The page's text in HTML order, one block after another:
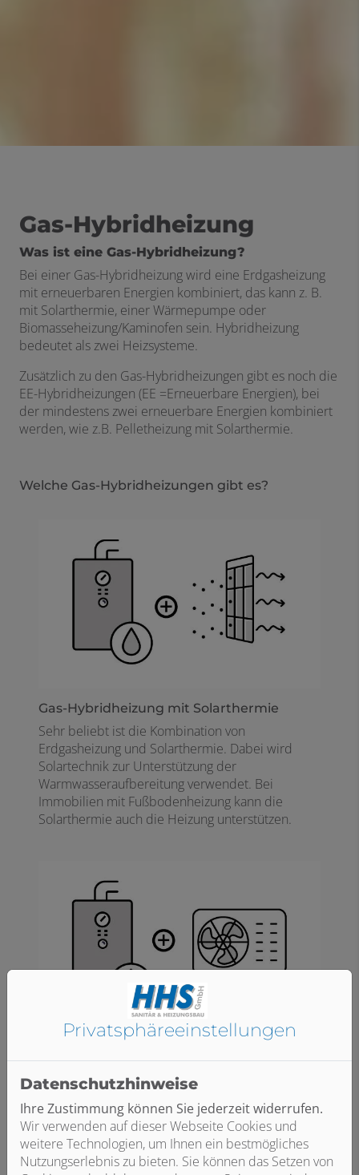
Gas-Hybridheizung
Was ist eine Gas-Hybridheizung?
Bei einer Gas-Hybridheizung wird eine Erdgasheizung
mit erneuerbaren Energien kombiniert, das kann z. B.
mit Solarthermie, einer Wärmepumpe oder
Biomasseheizung/Kaminofen sein. Hybridheizung
bedeutet als zwei Heizsysteme.
Zusätzlich zu den Gas-Hybridheizungen gibt es noch die
EE-Hybridheizungen (EE =Erneuerbare Energien), bei
der mindestens zwei erneuerbare Energien kombiniert
werden, wie z.B. Pelletheizung mit Solarthermie.
Welche Gas-Hybridheizungen gibt es?
Gas-Hybridheizung mit Solarthermie ​
Sehr beliebt ist die Kombination von
Erdgasheizung und Solarthermie. Dabei wird
Solartechnik zur Unterstützung der
Warmwasseraufbereitung verwendet. Bei
Immobilien mit Fußbodenheizung kann die
Solarthermie auch die Heizung unterstützen.
In Kombination mit einer Wärmepumpe werden
bis zu 80 Prozent der Wärme aus der Umwelt
gewonnen. Das kann sowohl eine
Luftwärmepumpe wie auch eine
Erdwärmepumpe sein. Der Restbedarf wird über
Erdgas-Brennwerttechnik erzeugt. So lassen sich
Privatsphäre­einstellungen
Datenschutzhinweise
Ihre Zustimmung können Sie jederzeit widerrufen.
Wir verwenden auf dieser Webseite Cookies und
weitere Technologien, um Ihnen ein bestmögliches
Nutzungserlebnis zu bieten. Sie können das Setzen von